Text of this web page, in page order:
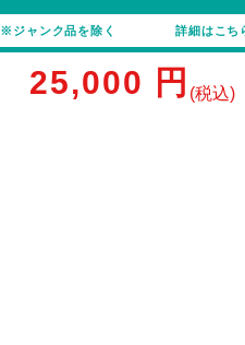
※ジャンク品を除く 詳細はこち
25,000 円 (税込)